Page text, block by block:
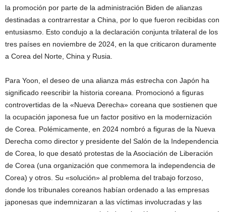
la promoción por parte de la administración Biden de alianzas
destinadas a contrarrestar a China, por lo que fueron recibidas con
entusiasmo. Esto condujo a la declaración conjunta trilateral de los
tres países en noviembre de 2024, en la que criticaron duramente
a Corea del Norte, China y Rusia.
Para Yoon, el deseo de una alianza más estrecha con Japón ha
significado reescribir la historia coreana. Promocionó a figuras
controvertidas de la «Nueva Derecha» coreana que sostienen que
la ocupación japonesa fue un factor positivo en la modernización
de Corea. Polémicamente, en 2024 nombró a figuras de la Nueva
Derecha como director y presidente del Salón de la Independencia
de Corea, lo que desató protestas de la Asociación de Liberación
de Corea (una organización que conmemora la independencia de
Corea) y otros. Su «solución» al problema del trabajo forzoso,
donde los tribunales coreanos habían ordenado a las empresas
japonesas que indemnizaran a las víctimas involucradas y las